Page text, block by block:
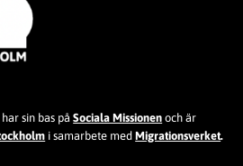
sin bas påSociala Missionen och är
i samarbete medMigrationsverket.